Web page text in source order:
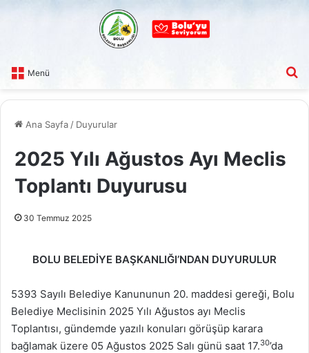
Menü
Ana Sayfa / Duyurular
2025 Yılı Ağustos Ayı Meclis
Toplantı Duyurusu
30 Temmuz 2025
BOLU BELEDİYE BAŞKANLIĞI’NDAN DUYURULUR
5393 Sayılı Belediye Kanununun 20. maddesi gereği, Bolu
Belediye Meclisinin 2025 Yılı Ağustos ayı Meclis
Toplantısı, gündemde yazılı konuları görüşüp karara
bağlamak üzere 05 Ağustos 2025 Salı günü saat 17.30’da